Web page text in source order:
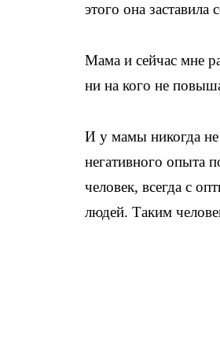
этого она заставила
Мама и сейчас мне
ни на кого не
И у мамы никогда не
негативного опыта
человек, всегда с
людей. Таким